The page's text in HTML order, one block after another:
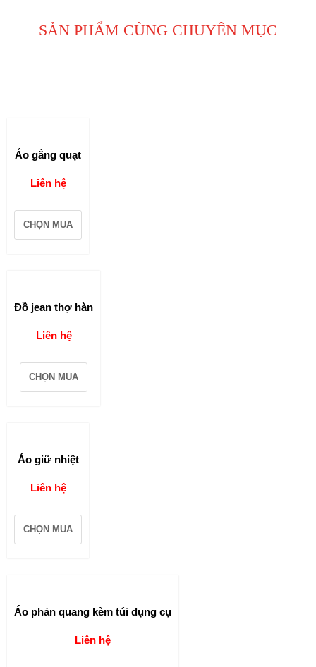
SẢN PHẨM CÙNG CHUYÊN MỤC
Áo gắng quạt
Liên hệ
CHỌN MUA
Đồ jean thợ hàn
Liên hệ
CHỌN MUA
Áo giữ nhiệt
Liên hệ
CHỌN MUA
Áo phản quang kèm túi dụng cụ
Liên hệ